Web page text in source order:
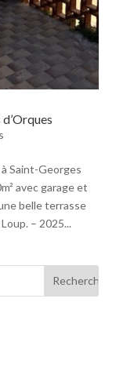
Saint-Georges
avec garage et
belle terrasse
– 2025...